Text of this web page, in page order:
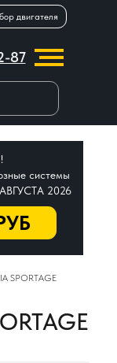
двигателя
87
системы
2026
SPORTAGE